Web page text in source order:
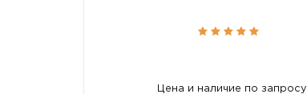
Цена и наличие по запросу